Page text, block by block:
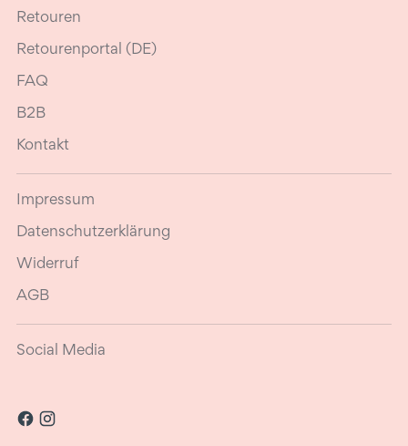
Retouren
Retourenportal (DE)
FAQ
B2B
Kontakt
Impressum
Datenschutzerklärung
Widerruf
AGB
Social Media